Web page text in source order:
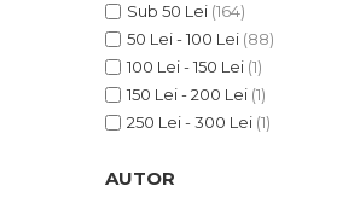
PACHETE DE STUDIU
PROMOȚIILE LUNII
Sub 50 Lei (164)
50 Lei - 100 Lei (88)
100 Lei - 150 Lei (1)
150 Lei - 200 Lei (1)
250 Lei - 300 Lei (1)
AUTOR